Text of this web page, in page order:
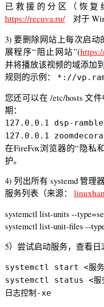
已救援的分区（恢复
https://recuva.ru/
对于
3) 要删除网站上每次启动
展程序“阻止网站”(
并将播放该视频的域添加
规则的示例：
*://
您还可以在 /etc/hosts 文
期：
127.0.0.1 dsp-
127.0.0.1
在FireFox浏览器的“隐私
护。
4) 列出所有 systemd 管理
服务列表（来源：
systemctl list-units --
systemctl list-unit-files --
5）尝试启动服务，查看日
systemctl start <服务
systemctl status <服
日志控制-xe